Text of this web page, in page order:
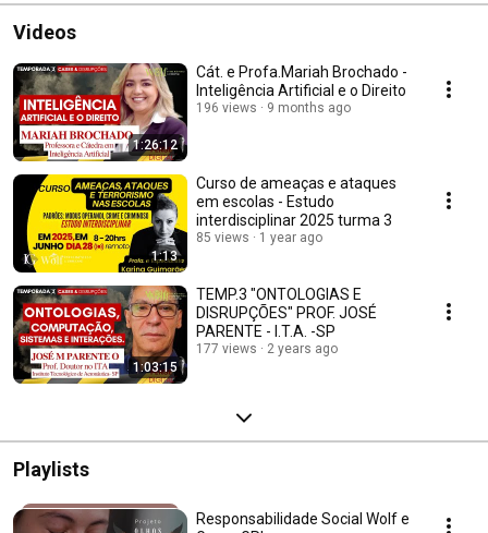
Videos
1:26:12
Cát. e Profa.Mariah Brochado -
Inteligência Artificial e o Direito
196 views 9 months ago
1:13
Curso de ameaças e ataques
em escolas - Estudo
interdisciplinar 2025 turma 3
85 views 1 year ago
1:03:15
TEMP.3 "ONTOLOGIAS E
DISRUPÇÕES" PROF. JOSÉ
PARENTE - I.T.A. -SP
177 views 2 years ago
Playlists
Responsabilidade Social Wolf e